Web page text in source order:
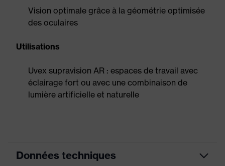
Vision optimale grâce à la géométrie optimisée
des oculaires
Utilisations
Uvex supravision AR : espaces de travail avec
éclairage fort ou avec une combinaison de
lumière artificielle et naturelle
Données techniques